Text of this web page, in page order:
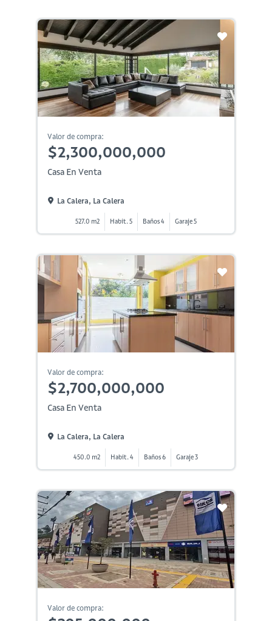
Valor de compra:
$2,300,000,000
Casa En Venta
La Calera, La Calera
527.0 m2 Habit. 5 Baños 4 Garaje 5
Valor de compra:
$2,700,000,000
Casa En Venta
La Calera, La Calera
450.0 m2 Habit. 4 Baños 6 Garaje 3
Valor de compra: